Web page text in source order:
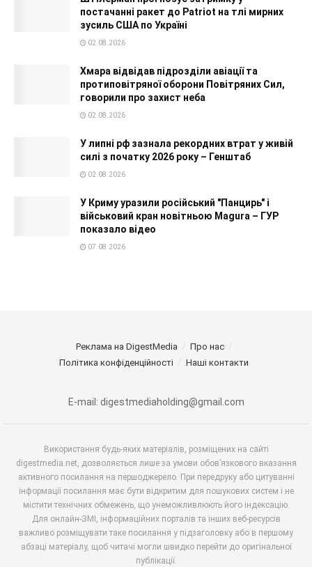
постачанні ракет до Patriot на тлі мирних
зусиль США по Україні
02.08.2026
Хмара відвідав підрозділи авіації та
протиповітряної оборони Повітряних Сил,
говорили про захист неба
02.08.2026
У липні рф зазнала рекордних втрат у живій
силі з початку 2026 року – Генштаб
02.08.2026
У Криму уразили російський "Панцирь" і
військовий кран новітньою Magura – ГУР
показало відео
07.08.2026
Реклама на DigestMedia
Про нас
Політика конфіденційності
Наші контакти
E-mail: digestmediaholding@gmail.com
Використання будь-яких матеріалів, розміщених на сайті
digestmedia.net, дозволяється лише за умови обов’язкового вказання
активного посилання на першоджерело. При передруку або цитуванні
інформації посилання має бути відкритим для пошукових систем і не
містити технічних обмежень, що унеможливлюють його індексацію.
Для онлайн-ЗМІ, інформаційних порталів та інших веб-ресурсів
важливо розміщувати таке посилання у підзаголовку або в першому
абзаці матеріалу, щоб читачі могли швидко перейти до оригінальної
публікації.